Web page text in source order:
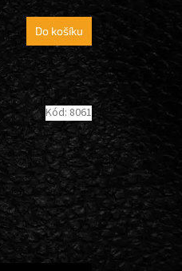
Do košíku
Kód: 8061